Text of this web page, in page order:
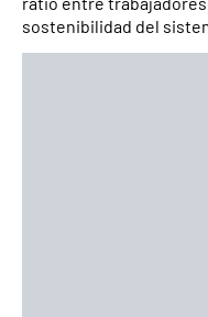
sostenibilidad del